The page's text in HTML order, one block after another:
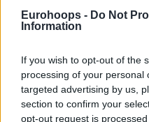
Eurohoops - Do Not
Information
If you wish to opt-out of the
processing of your personal
targeted advertising by us,
section to confirm your
opt-out request is
Bentornat,
pic.twitter.com/
— Barça Basket